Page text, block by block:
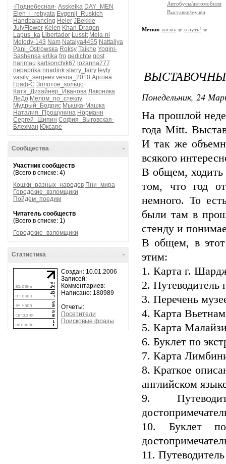
-Поднебесная- Assketka DAY_MEN
Elen_i_rebyata Evgenij_Ruskich
Handbalancing Heler JBekkie
JulyFlower Kelen Khan-Dragon
Lapus_ka Libertador Lussit Mela-ni
Melody-143 Nam Natalya4455 Nattaliya
Pani_Ostrowska Roksy Taikhe Yogini-
Sashenka erlika fro gedichte gost
harimau karlsonchik67 lozanna777
nepaprika nnadink starry_fairy teyty
vasily_sergeev vesna_2010 Аргона
Граф-С Золотое_кольцо
Катя_Дизайнер_Иванова Лаконика
ЛеДо Мелом_по_стеклу
Мудрый_Бодрис Мышка-Машка
Наталия_Прошунина Норманн
Сергей_Щипин София_Выговская-
Блехман Юксаре
-
Сообщества
Участник сообществ
(Всего в списке: 4)
Кошки_разных_народов Пни_мира
Городские_взломщики
Пойдем_поедим
Читатель сообществ
(Всего в списке: 1)
Городские_взломщики
-
Статистика
Создан: 10.01.2006
Записей:
Комментариев:
Написано: 180989
Отчеты:
Посетители
Поисковые фразы
Автобусы/автомобили
Выставки/музеи
Метки: жизнь в путь!
Понедельник, 24
На прошлой
года Mitt.
И так же
всякого
В общем, ходить
том, что год от
немного. То
были там в
стенду и
В общем, в
этим:
1. Карта г.
2.
3. Перечень
4. Карта
5. Карта
6. Буклет по
7. Карта
8. Краткое
английском
9.
10. Буклет
11.